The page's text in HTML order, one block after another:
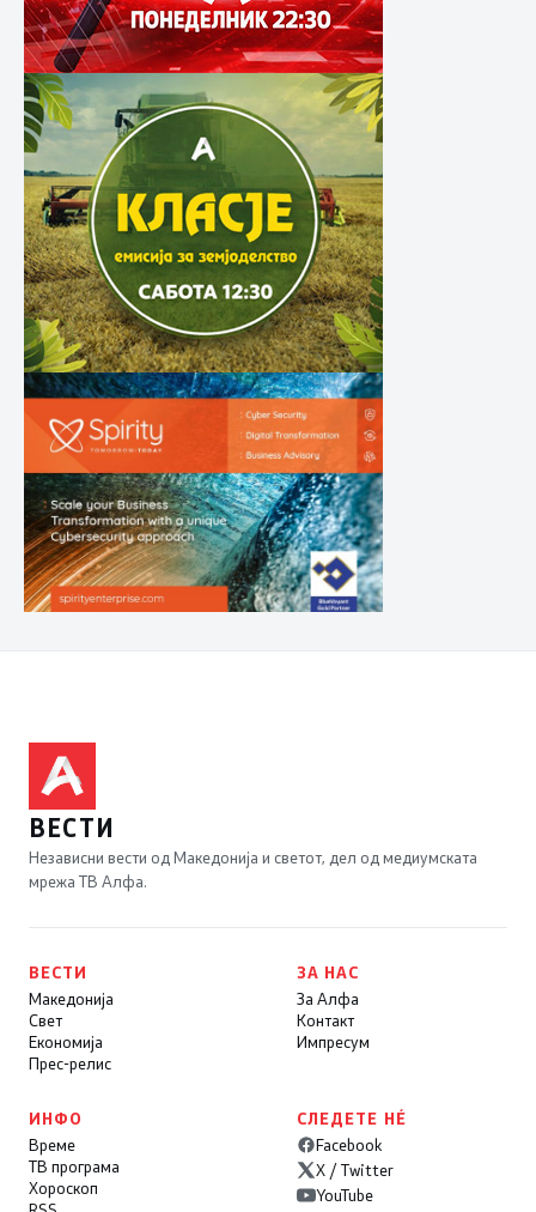
ВЕСТИ
Независни вести од Македонија и светот, дел од медиумската
мрежа ТВ Алфа.
ВЕСТИ
Македонија
Свет
Економија
Прес-релис
ЗА НАС
За Алфа
Контакт
Импресум
ИНФО
Време
ТВ програма
Хороскоп
СЛЕДЕТЕ НÉ
Facebook
X / Twitter
YouTube